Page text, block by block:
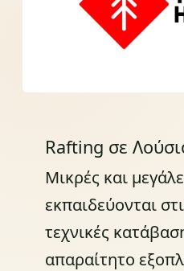
Rafting σε
Μικρές και
εκπαιδεύονται
τεχνικές
απαραίτητο